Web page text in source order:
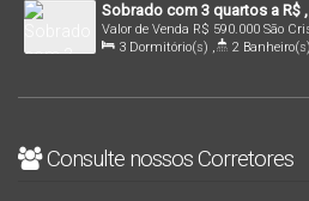
Sobrado com 3 quartos a R$
Cód. 2903
R$ 590.000
Valor de Venda
São
Catarina, Brasil
3 Dormitório(s) , 2 Banheiro(s)
Consulte nossos Corretores